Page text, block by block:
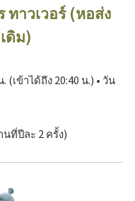
ทาวเวอร์ (หอส่ง
ดิม)
เข้าได้ถึง 20:40 น.) • วัน
ที่ปีละ 2 ครั้ง)